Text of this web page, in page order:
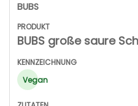
BUBS
BUBS große saure
Vegan